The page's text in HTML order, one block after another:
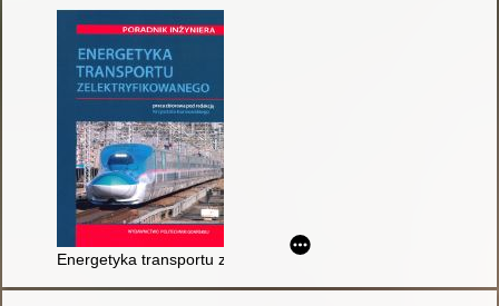
Energetyka transportu zelektryfikowanego : poradnik inżyniera